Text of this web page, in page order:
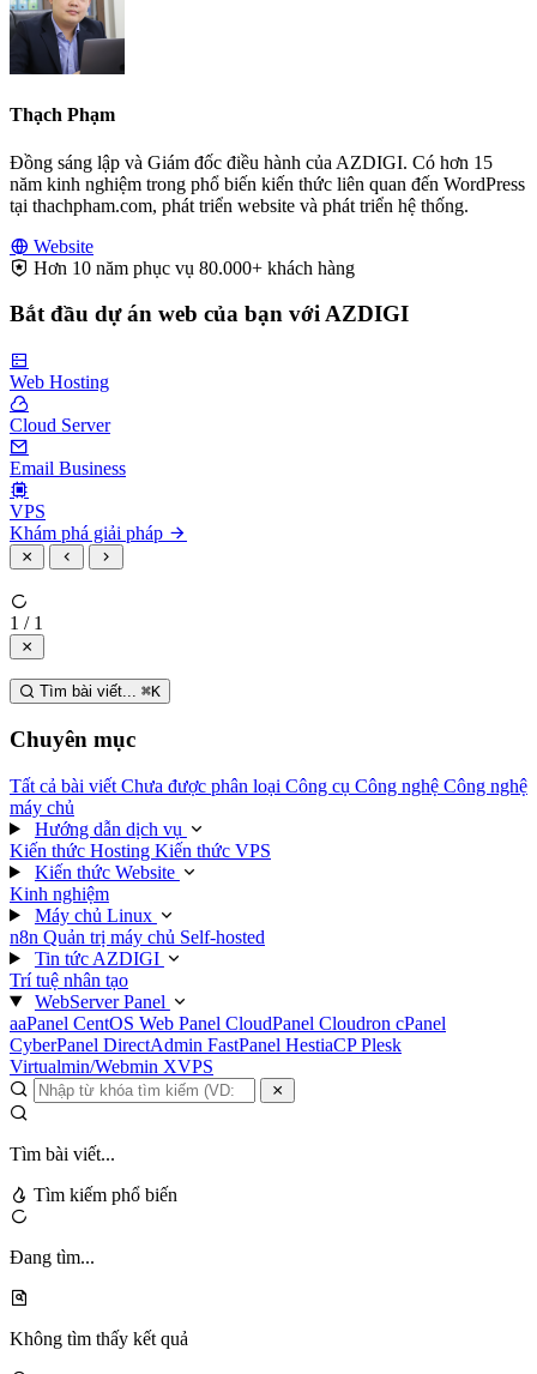
Thạch Phạm
Đồng sáng lập và Giám đốc điều hành của AZDIGI. Có hơn 15
năm kinh nghiệm trong phổ biến kiến thức liên quan đến WordPress
tại thachpham.com, phát triển website và phát triển hệ thống.
Website
Hơn 10 năm phục vụ 80.000+ khách hàng
Bắt đầu dự án web của bạn với AZDIGI
Web Hosting
Cloud Server
Email Business
VPS
Khám phá giải pháp
1 / 1
Tìm bài viết... ⌘K
Chuyên mục
Tất cả bài viết Chưa được phân loại Công cụ Công nghệ Công nghệ
máy chủ
Hướng dẫn dịch vụ
Kiến thức Hosting Kiến thức VPS
Kiến thức Website
Kinh nghiệm
Máy chủ Linux
n8n Quản trị máy chủ Self-hosted
Tin tức AZDIGI
Trí tuệ nhân tạo
WebServer Panel
aaPanel CentOS Web Panel CloudPanel Cloudron cPanel
CyberPanel DirectAdmin FastPanel HestiaCPPlesk
Virtualmin/Webmin XVPS
Tìm bài viết...
Tìm kiếm phổ biến
Đang tìm...
Không tìm thấy kết quả